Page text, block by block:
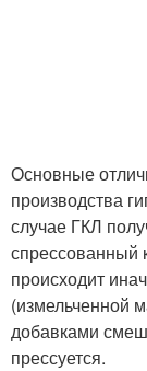
Основные
производства
случае ГКЛ
спрессованный
происходит
(измельченной
добавками
прессуется.